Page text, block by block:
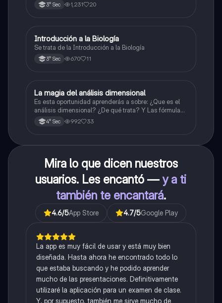
3° Sec 1,231 20
Biología
Introducción a la Biología
Se trata de la Introducción a la Biología
3° Sec 670 11
Física
La magia del análisis dimensional
Es esta oportunidad aprenderás a sobre: ¿Que es el
análisis dimensional? ¿De qué trata? Y Las fórmulas
de las magnitudes fundamentales y derivadas.
4° Sec 992 33
Mira lo que dicen nuestros
usuarios. Les encantó —y a ti
también te encantará.
4.6/5App Store 4.7/5Google Play
La app es muy fácil de usar y está muy bien
diseñada. Hasta ahora he encontrado todo lo
que estaba buscando y he podido aprender
mucho de las presentaciones. Definitivamente
utilizaré la aplicación para un examen de clase.
Y, por supuesto, también me sirve mucho de